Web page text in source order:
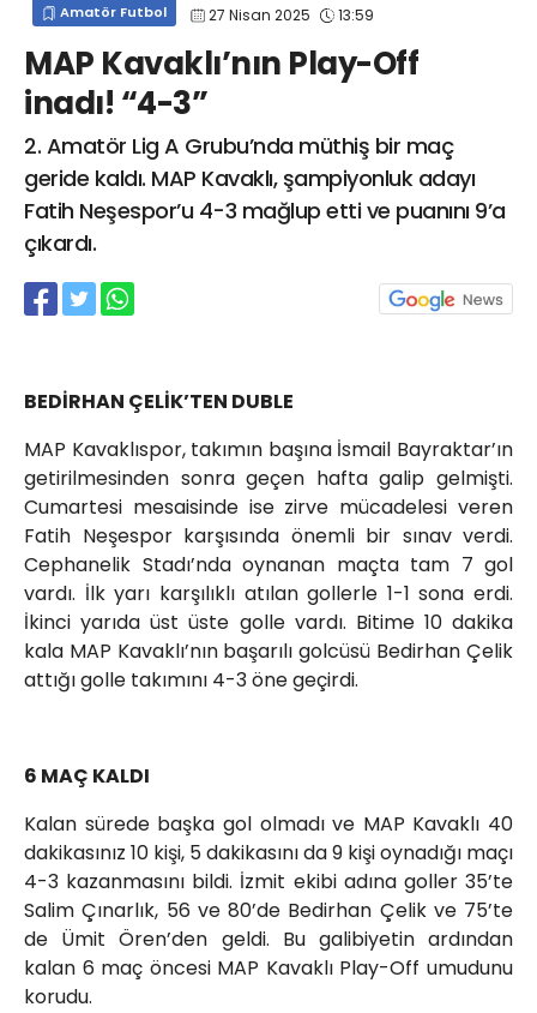
Amatör Futbol 27 Nisan 2025 13:59
MAP Kavaklı’nın Play-Off
inadı! “4-3”
2. Amatör Lig A Grubu’nda müthiş bir maç
geride kaldı. MAP Kavaklı, şampiyonluk adayı
Fatih Neşespor’u 4-3 mağlup etti ve puanını 9’a
çıkardı.
BEDİRHAN ÇELİK’TEN DUBLE
MAP Kavaklıspor, takımın başına İsmail Bayraktar’ın
getirilmesinden sonra geçen hafta galip gelmişti.
Cumartesi mesaisinde ise zirve mücadelesi veren
Fatih Neşespor karşısında önemli bir sınav verdi.
Cephanelik Stadı’nda oynanan maçta tam 7 gol
vardı. İlk yarı karşılıklı atılan gollerle 1-1 sona erdi.
İkinci yarıda üst üste golle vardı. Bitime 10 dakika
kala MAP Kavaklı’nın başarılı golcüsü Bedirhan Çelik
attığı golle takımını 4-3 öne geçirdi.
6 MAÇ KALDI
Kalan sürede başka gol olmadı ve MAP Kavaklı 40
dakikasınız 10 kişi, 5 dakikasını da 9 kişi oynadığı maçı
4-3 kazanmasını bildi. İzmit ekibi adına goller 35’te
Salim Çınarlık, 56 ve 80’de Bedirhan Çelik ve 75’te
de Ümit Ören’den geldi. Bu galibiyetin ardından
kalan 6 maç öncesi MAP Kavaklı Play-Off umudunu
korudu.
info@spor41.com